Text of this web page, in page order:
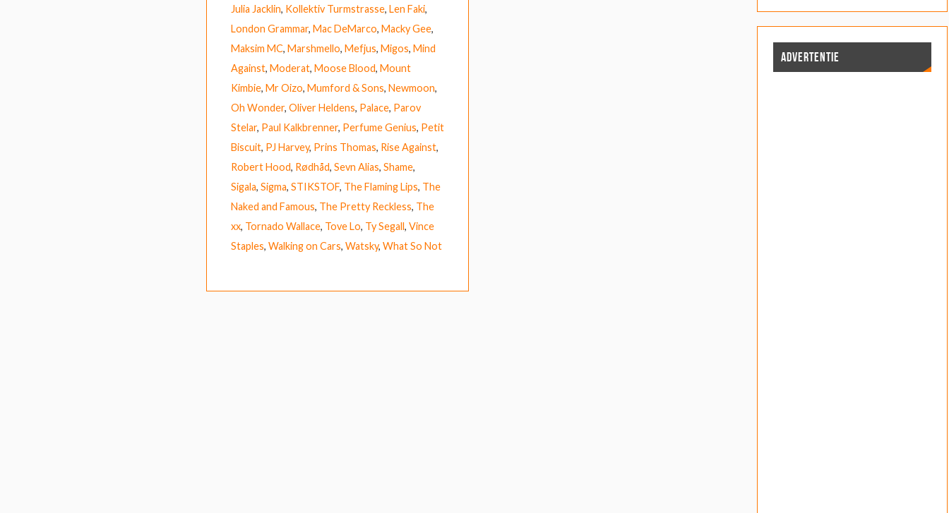
Julia Jacklin, Kollektiv Turmstrasse, Len Faki,
London Grammar, Mac DeMarco, Macky Gee,
Maksim MC, Marshmello, Mefjus, Migos, Mind
Against, Moderat, Moose Blood, Mount
Kimbie, Mr Oizo, Mumford & Sons, Newmoon,
Oh Wonder, Oliver Heldens, Palace, Parov
Stelar, Paul Kalkbrenner, Perfume Genius, Petit
Biscuit, PJ Harvey, Prins Thomas, Rise Against,
Robert Hood, Rødhåd, Sevn Alias, Shame,
Sigala, Sigma, STIKSTOF, The Flaming Lips, The
Naked and Famous, The Pretty Reckless, The
xx, Tornado Wallace, Tove Lo, Ty Segall, Vince
Staples, Walking on Cars, Watsky, What So Not
ADVERTENTIE